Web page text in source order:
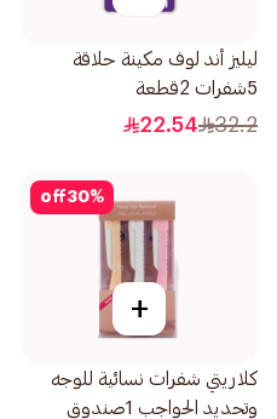
ليليز أند لوف مكينة حلاقة
5شفرات 2قطعة
32.2
22.54
30%
off
+
كلاريتي شفرات نسائية للوجه
وتحديد الحواجب 1صندوق